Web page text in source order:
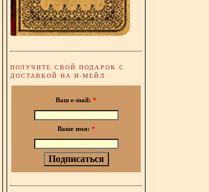
ПОЛУЧИТЕ СВОЙ ПОДАРОК С
ДОСТАВКОЙ НА И-МЕЙЛ
Ваш e-mail: *
Ваше имя: *